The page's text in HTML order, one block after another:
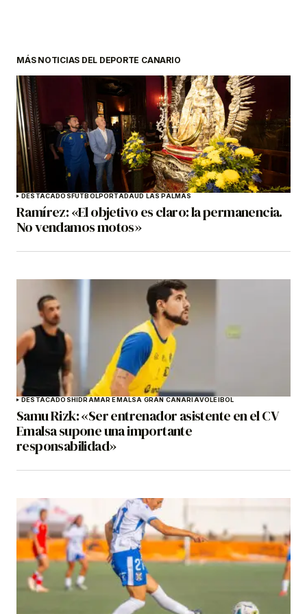
MÁS NOTICIAS DEL DEPORTE CANARIO
DESTACADOSFÚTBOLPORTADAUD LAS PALMAS
Ramírez: «El objetivo es claro: la permanencia.
No vendamos motos»
DESTACADOSHIDRAMAR EMALSA GRAN CANARIAVOLEIBOL
Samu Rizk: «Ser entrenador asistente en el CV
Emalsa supone una importante
responsabilidad»